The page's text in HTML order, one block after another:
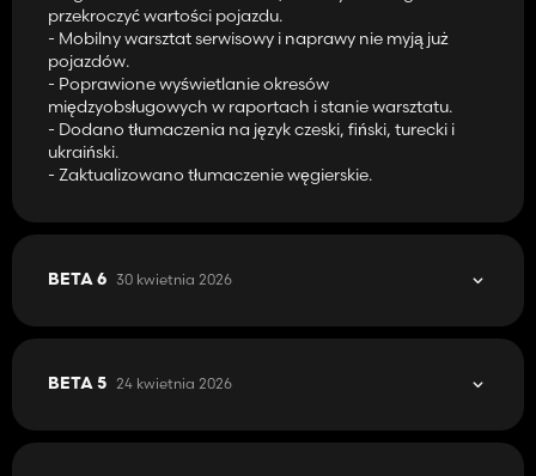
🐛 Raporty o błędach
Jeśli napotkasz jakieś błędy, zgłoś je na stronie Problemy z
GitHubem:
https://github.com/id577/FS25_AdvancedDamageSystem
przekroczyć wartości pojazdu.
- Mobilny warsztat serwisowy i naprawy nie myją już
pojazdów.
- Poprawione wyświetlanie okresów
międzyobsługowych w raportach i stanie warsztatu.
- Dodano tłumaczenia na język czeski, fiński, turecki i
ukraiński.
- Zaktualizowano tłumaczenie węgierskie.
BETA 6 30 kwietnia 2026
BETA 5 24 kwietnia 2026